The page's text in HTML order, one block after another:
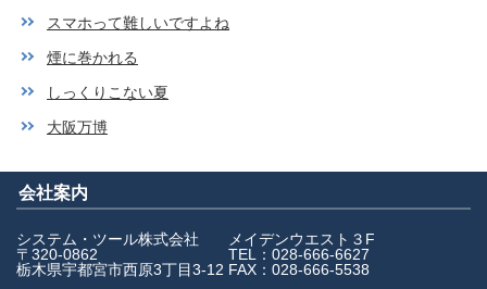
スマホって難しいですよね
煙に巻かれる
しっくりこない夏
大阪万博
会社案内
システム・ツール株式会社
〒320-0862
栃木県宇都宮市西原3丁目3-12
メイデンウエスト３F
TEL：028-666-6627
FAX：028-666-5538